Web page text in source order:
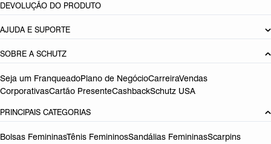
DEVOLUÇÃO DO PRODUTO
AJUDA E SUPORTE
SOBRE A SCHUTZ
Seja um FranqueadoPlano de NegócioCarreiraVendas
CorporativasCartão PresenteCashbackSchutz USA
PRINCIPAIS CATEGORIAS
Bolsas FemininasTênis FemininosSandálias FemininasScarpins